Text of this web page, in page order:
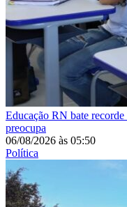
Educação RN bate recorde
preocupa
06/08/2026 às 05:50
Política